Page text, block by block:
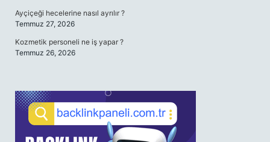
Ayçiçeği hecelerine nasıl ayrılır ?
Temmuz 27, 2026
Kozmetik personeli ne iş yapar ?
Temmuz 26, 2026